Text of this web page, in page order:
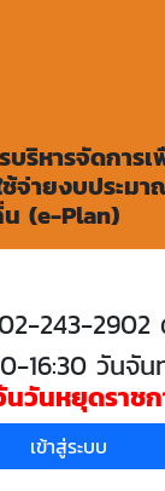
บริหารจัดการ
ช้จ่ายงบประม
(e-Plan)
243-2902
16:30 วันจั
นวันหยุดราช
เข้าสู่ระบบ